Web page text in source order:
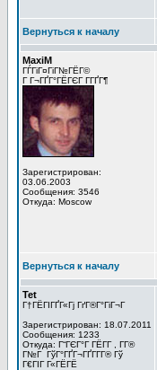
Вернуться к началу
MaxiM
ГЃГіГ¤ГіГ№ГЁГ©
Г Г¬ГҐГ°ГЁГЄГ Г­ГҐГ¶
Зарегистрирован:
03.06.2003
Сообщения: 3546
Откуда: Moscow
Вернуться к началу
Tet
Г†ГЁГІГҐГ«Гј ГґГ®Г°ГіГ¬Г
Зарегистрирован: 18.07.2011
Сообщения: 1233
Откуда: Г“ГЄГ°Г ГЁГ­Г , Г­Г®
Г№Г ГўГ°ГҐГ¬ГҐГ­Г­Г® Гў
Г€ГІГ Г«ГЁГЁ